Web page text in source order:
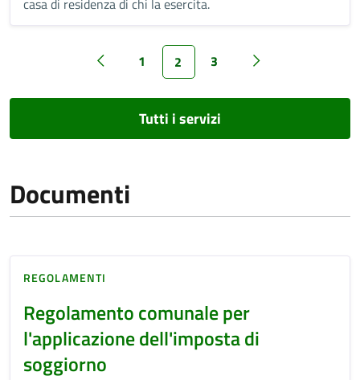
casa di residenza di chi la esercita.
1 2 3
Tutti i servizi
Documenti
REGOLAMENTI
Regolamento comunale per
l'applicazione dell'imposta di
soggiorno